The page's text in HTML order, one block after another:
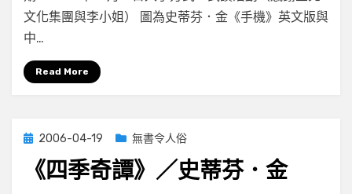
（Cell）》
蒂
文化集團與李小姐） 圖為史蒂芬．金《手機》英文版與
中…
Read More
Posted
2006-04-19 無書令人俗
《四季奇譚》／史蒂芬．金